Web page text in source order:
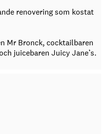
renovering som kostat
Mr Bronck, cocktailbaren
juicebaren Juicy Jane’s.